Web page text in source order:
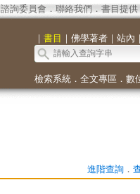
諮詢委員會． 聯絡我們 ． 書目提供
｜ 書目 ｜ 佛學著者｜ 站內 ｜
檢索系統． 全文專區 ． 數
進階查詢．